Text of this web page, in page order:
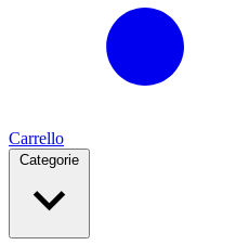
Carrello
Categorie